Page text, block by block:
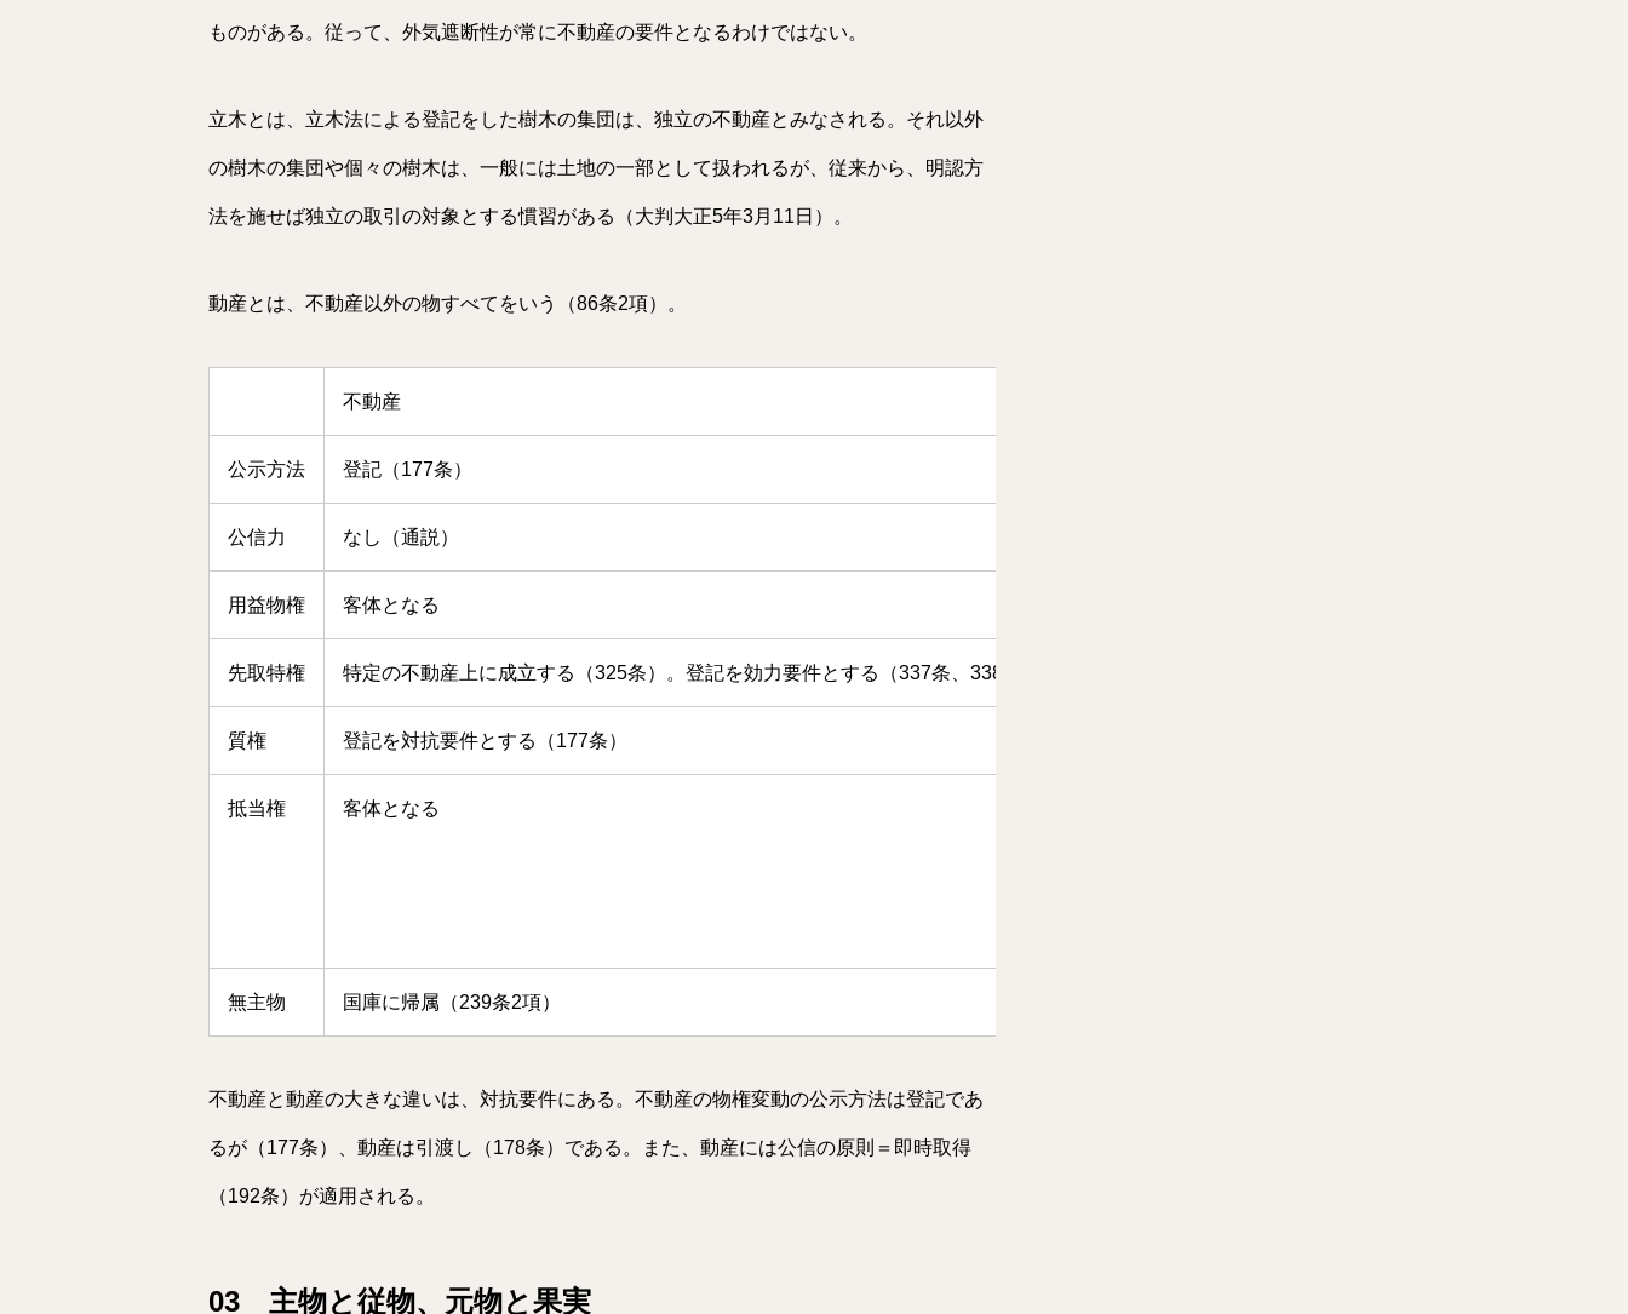
ものがある。従って、外気遮断性が常に不動産の要件となるわけではない。
立木とは、立木法による登記をした樹木の集団は、独立の不動産とみなされる。それ以外
の樹木の集団や個々の樹木は、一般には土地の一部として扱われるが、従来から、明認方
法を施せば独立の取引の対象とする慣習がある（大判大正5年3月11日）。
動産とは、不動産以外の物すべてをいう（86条2項）。
不動産
公示方法 登記（177条）
公信力 なし（通説）
用益物権 客体となる
先取特権 特定の不動産上に成立する（325条）。登記を効力要件とする（337条、338条、340条）。
質権 登記を対抗要件とする（177条）
抵当権 客体となる
無主物 国庫に帰属（239条2項）
不動産と動産の大きな違いは、対抗要件にある。不動産の物権変動の公示方法は登記であ
るが（177条）、動産は引渡し（178条）である。また、動産には公信の原則＝即時取得
（192条）が適用される。
03 主物と従物、元物と果実